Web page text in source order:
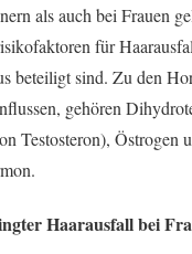
als auch bei Frauen
für
beteiligt sind. Zu den
gehören
Testosteron), Östrogen
Haarausfall bei